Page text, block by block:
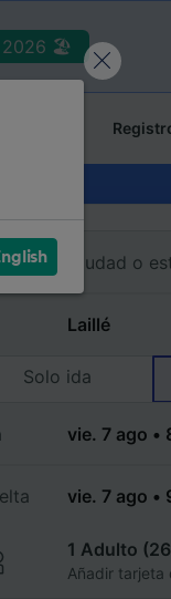
2026 🏖️
Solo ida
1 Adulto
Añadir tarjeta